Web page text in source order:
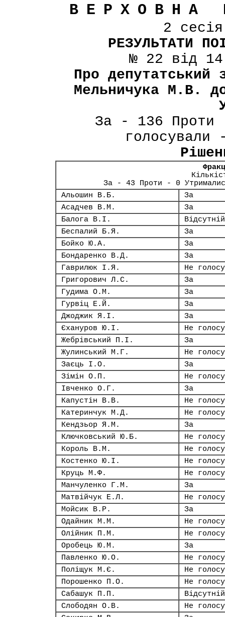
ВЕРХОВНА
2
РЕЗУЛЬТАТИ
№ 22 від
Про депутатський
Мельничука М.В.
За - 136 Проти
За - 43 Проти - 0
Альошин В.Б.
За
Асадчев В.М.
За
Балога В.І.
Відсутній
Беспалий Б.Я.
За
Бойко Ю.А.
За
Бондаренко В.Д.
За
Гаврилюк І.Я.
Не
Григорович Л.С.
За
Гудима О.М.
За
Гурвіц Е.Й.
За
Джоджик Я.І.
За
Єхануров Ю.І.
Не
Жебрівський П.І.
За
Жулинський М.Г.
Не
Заєць І.О.
За
Зімін О.П.
Не
Івченко О.Г.
За
Капустін В.В.
Не
Катеринчук М.Д.
Не
Кендзьор Я.М.
За
Ключковський Ю.Б.
Не
Король В.М.
Не
Костенко Ю.І.
Не
Круць М.Ф.
Не
Манчуленко Г.М.
За
Матвійчук Е.Л.
Не
Мойсик В.Р.
За
Одайник М.М.
Не
Олійник П.М.
Не
Оробець Ю.М.
За
Павленко Ю.О.
Не
Поліщук М.Є.
Не
Порошенко П.О.
Не
Сабашук П.П.
Відсутній
Слободян О.В.
Не